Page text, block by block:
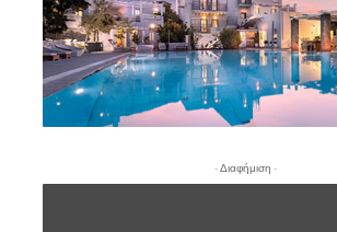
- Διαφήμιση -